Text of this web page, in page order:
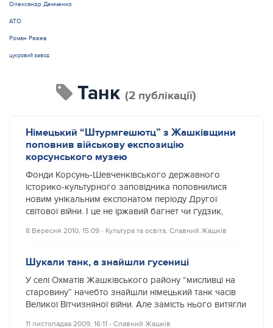
Олександр Демченко
АТО
Роман Ражев
цукровий завод
танк (2 публікації)
Німецький “Штурмгешютц” з Жашківщини
поповнив військову експозицію
корсунського музею
Фонди Корсунь-Шевченківського державного
історико-культурного заповідника поповнилися
новим унікальним експонатом періоду Другої
світової війни. І це не іржавий багнет чи ґудзик,
8 Вересня 2010, 15:09 ‐ Культура та освіта, Славний Жашків
Шукали танк, а знайшли гусениці
У селі Охматів Жашківського району “мисливці на
старовину” начебто знайшли німецький танк часів
Великої Вітчизняної війни. Але замість нього витягли
11 листопадаа 2009, 16:11 ‐ Славний Жашків